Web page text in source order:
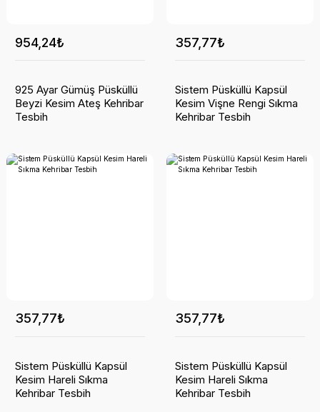
954,24₺
925 Ayar Gümüş Püsküllü
Beyzi Kesim Ateş Kehribar
Tesbih
357,77₺
Sistem Püsküllü Kapsül
Kesim Vişne Rengi Sıkma
Kehribar Tesbih
357,77₺
Sistem Püsküllü Kapsül
Kesim Hareli Sıkma
Kehribar Tesbih
357,77₺
Sistem Püsküllü Kapsül
Kesim Hareli Sıkma
Kehribar Tesbih